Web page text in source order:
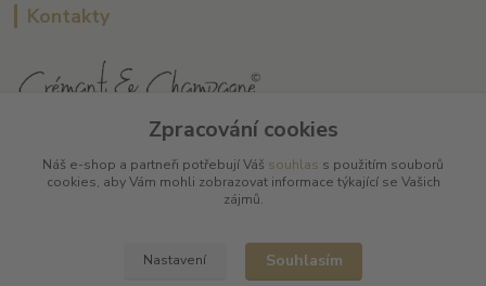
Kontakty
+420 608 885 840
Zpracování cookies
Náš e-shop a partneři potřebují Váš souhlas s použitím souborů
cookies, aby Vám mohli zobrazovat informace týkající se Vašich
zájmů.
Nastavení Souhlasím